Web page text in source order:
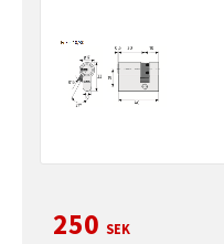
Nedsatt pris:
250 SEK